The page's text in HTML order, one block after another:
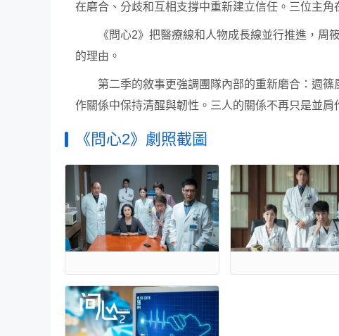
在磨合、分歧和互相支撐中重新建立信任。三位主
《問心2》把醫療線和人物成長線並行推進，
的理由。
第二季的敘事更強調團隊內部的重新磨合：週
作關係中保持清醒與韌性。三人的關係不再只是並肩
《問心2》劇照截圖